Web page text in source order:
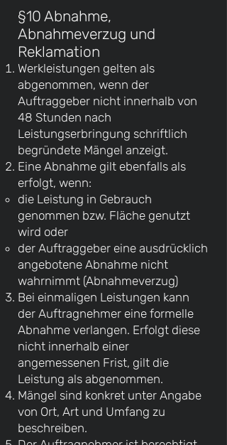
§10 Abnahme,
Abnahmeverzug und
Reklamation
Werkleistungen gelten als
abgenommen, wenn der
Auftraggeber nicht innerhalb von
48 Stunden nach
Leistungserbringung schriftlich
begründete Mängel anzeigt.
Eine Abnahme gilt ebenfalls als
erfolgt, wenn:
die Leistung in Gebrauch
genommen bzw. Fläche genutzt
wird oder
der Auftraggeber eine ausdrücklich
angebotene Abnahme nicht
wahrnimmt (Abnahmeverzug)
Bei einmaligen Leistungen kann
der Auftragnehmer eine formelle
Abnahme verlangen. Erfolgt diese
nicht innerhalb einer
angemessenen Frist, gilt die
Leistung als abgenommen.
Mängel sind konkret unter Angabe
von Ort, Art und Umfang zu
beschreiben.